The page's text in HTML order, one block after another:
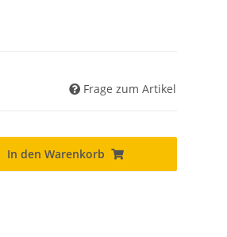
Frage zum Artikel
In den Warenkorb